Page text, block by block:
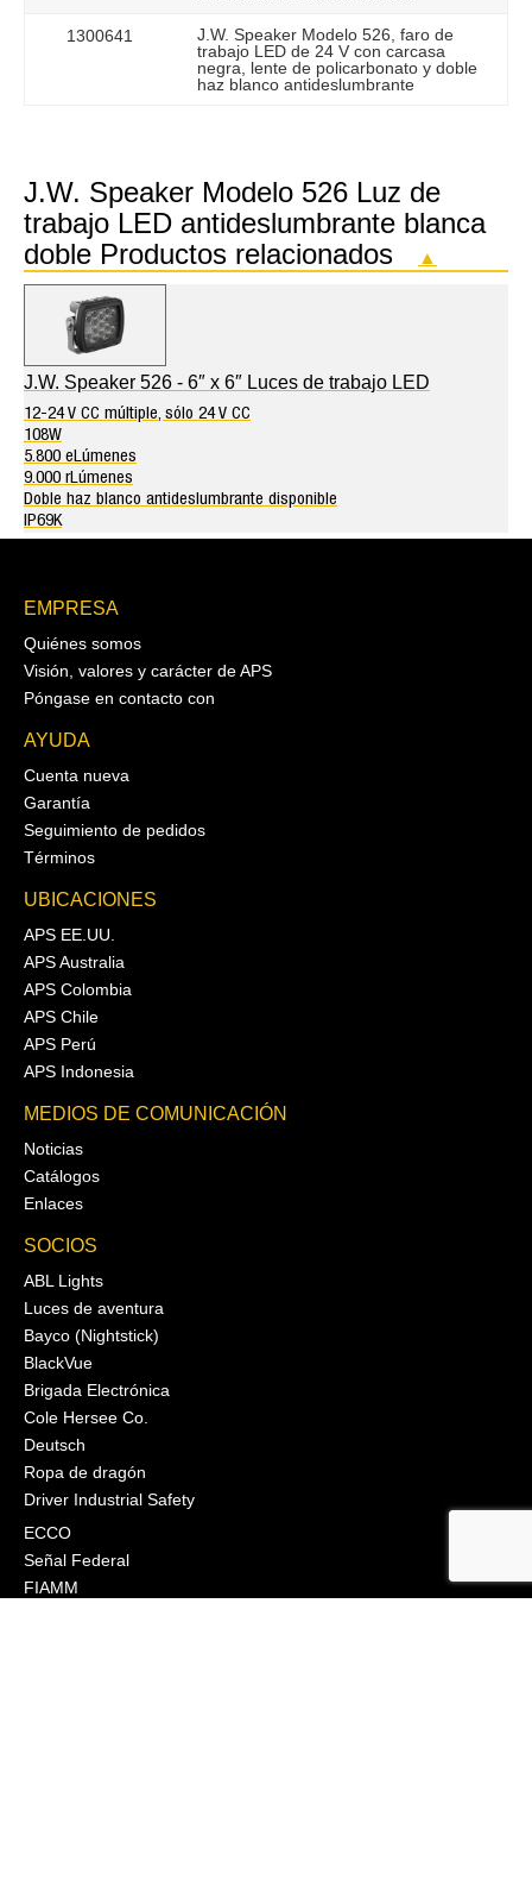
1300641
J.W. Speaker Modelo 526, faro de
trabajo LED de 24 V con carcasa
negra, lente de policarbonato y doble
haz blanco antideslumbrante
J.W. Speaker Modelo 526 Luz de
trabajo LED antideslumbrante blanca
doble Productos relacionados
▲
J.W. Speaker 526 - 6″ x 6″ Luces de trabajo LED
12-24 V CC múltiple, sólo 24 V CC
108W
5.800 eLúmenes
9.000 rLúmenes
Doble haz blanco antideslumbrante disponible
IP69K
EMPRESA
Quiénes somos
Visión, valores y carácter de APS
Póngase en contacto con
AYUDA
Cuenta nueva
Garantía
Seguimiento de pedidos
Términos
UBICACIONES
APS EE.UU.
APS Australia
APS Colombia
APS Chile
APS Perú
APS Indonesia
MEDIOS DE COMUNICACIÓN
Noticias
Catálogos
Enlaces
SOCIOS
ABL Lights
Luces de aventura
Bayco (Nightstick)
BlackVue
Brigada Electrónica
Cole Hersee Co.
Deutsch
Ropa de dragón
Driver Industrial Safety
ECCO
Señal Federal
FIAMM